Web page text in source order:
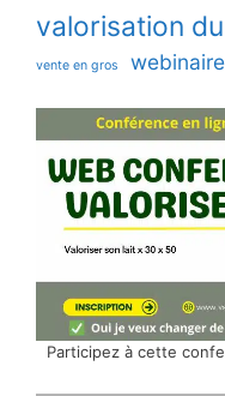
valorisation
vente en gros webinaire
Participez à cette